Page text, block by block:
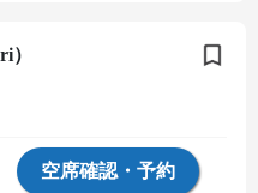
）
空席確認・予約